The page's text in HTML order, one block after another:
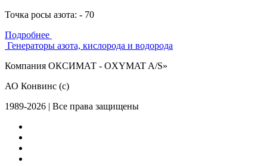
Точка росы азота: - 70
Подробнее
Генераторы азота, кислорода и водорода
Компания ОКСИМАТ - OXYMAT A/S»
АО Конвинс (с)
1989-2026 | Все права защищены